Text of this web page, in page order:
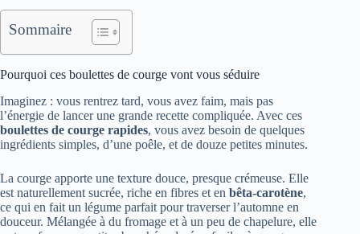
Sommaire
Pourquoi ces boulettes de courge vont vous séduire
Imaginez : vous rentrez tard, vous avez faim, mais pas
l’énergie de lancer une grande recette compliquée. Avec ces
boulettes de courge rapides, vous avez besoin de quelques
ingrédients simples, d’une poêle, et de douze petites minutes.
La courge apporte une texture douce, presque crémeuse. Elle
est naturellement sucrée, riche en fibres et en bêta-carotène,
ce qui en fait un légume parfait pour traverser l’automne en
douceur. Mélangée à du fromage et à un peu de chapelure, elle